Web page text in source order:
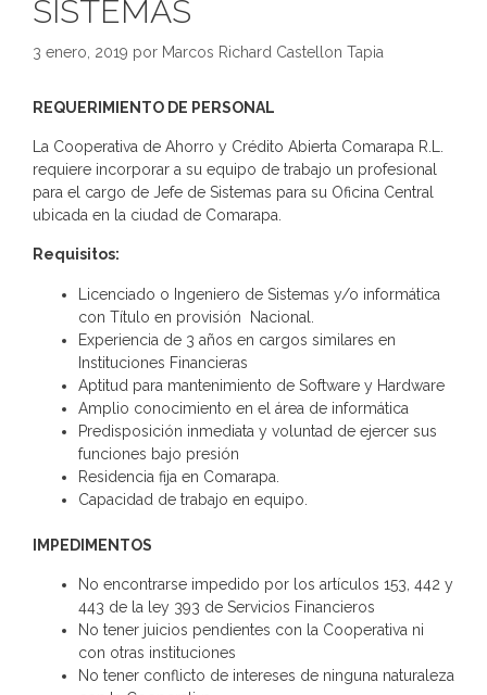
SISTEMAS
3 enero, 2019 por Marcos Richard Castellon Tapia
REQUERIMIENTO DE PERSONAL
La Cooperativa de Ahorro y Crédito Abierta Comarapa R.L.
requiere incorporar a su equipo de trabajo un profesional
para el cargo de Jefe de Sistemas para su Oficina Central
ubicada en la ciudad de Comarapa.
Requisitos:
Licenciado o Ingeniero de Sistemas y/o informática
con Título en provisión Nacional.
Experiencia de 3 años en cargos similares en
Instituciones Financieras
Aptitud para mantenimiento de Software y Hardware
Amplio conocimiento en el área de informática
Predisposición inmediata y voluntad de ejercer sus
funciones bajo presión
Residencia fija en Comarapa.
Capacidad de trabajo en equipo.
IMPEDIMENTOS
No encontrarse impedido por los artículos 153, 442 y
443 de la ley 393 de Servicios Financieros
No tener juicios pendientes con la Cooperativa ni
con otras instituciones
No tener conflicto de intereses de ninguna naturaleza